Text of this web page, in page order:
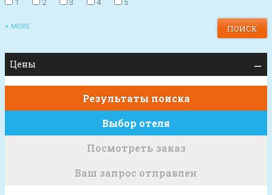
1 2 3 4 5
+ MORE
Цены
Результаты поиска
Выбор отеля
Посмотреть заказ
Ваш запрос отправлен